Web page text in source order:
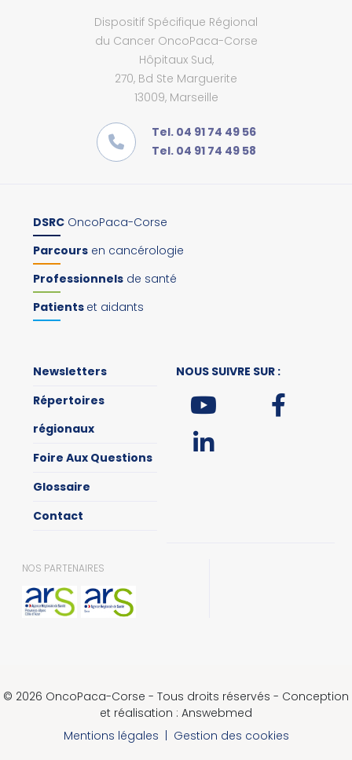
Dispositif Spécifique Régional
du Cancer OncoPaca-Corse
Hôpitaux Sud,
270, Bd Ste Marguerite
13009, Marseille
Tel. 04 91 74 49 56
Tel. 04 91 74 49 58
DSRC OncoPaca-Corse
Parcours en cancérologie
Professionnels de santé
Patients et aidants
Newsletters
Répertoires
régionaux
Foire Aux Questions
Glossaire
Contact
NOUS SUIVRE SUR :
NOS PARTENAIRES
© 2026 OncoPaca-Corse - Tous droits réservés - Conception
et réalisation : Answebmed
Mentions légales | Gestion des cookies